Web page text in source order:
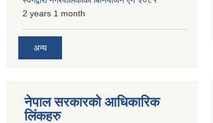
2 years 1 month
अन्य
नेपाल सरकारको आधिकारिक
लिंकहरु